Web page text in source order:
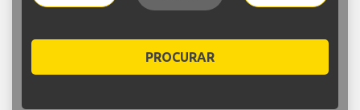
PROCURAR